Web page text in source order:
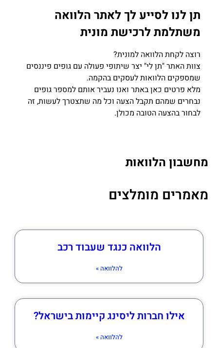
תן לנו לסייע לך לאתר הלוואה
משתלמת לרכישת מונית
רוצה לקחת הלוואה למונית?
צוות האתר "תן לי" יצר שיתופי פעולה עם גופים פיננסים
שמספקים הלוואות לעסקים בהקמה.
מלא פרטים כאן באתר ואנו נעביר אותם למספר גופים
נבחרים שמהם תקבל הצעה וכל מה שתצטרך לעשות, זה
לבחור בהצעה הטובה מכולן.
מחשבון הלוואות
מאמרים מומלצים
הלוואה כנגד שעבוד רכב
להלוואה »
אילו חברות ליסינג קיימות בישראל?
להלוואה »